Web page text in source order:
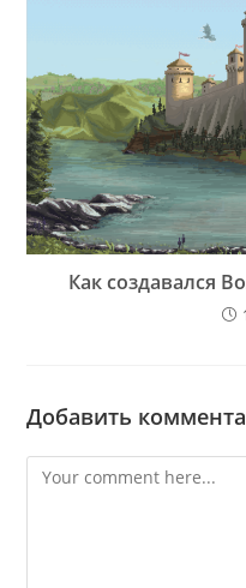
Как создавался
Добавить